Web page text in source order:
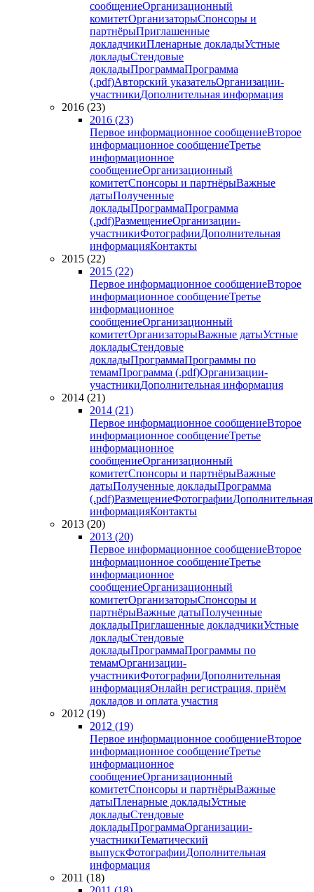
сообщениеОрганизационный
комитетОрганизаторыСпонсоры и
партнёрыПриглашенные
докладчикиПленарные докладыУстные
докладыСтендовые
докладыПрограммаПрограмма
(.pdf)Авторский указательОрганизации-
участникиДополнительная информация
2016 (23)
2016 (23)
Первое информационное сообщениеВторое
информационное сообщениеТретье
информационное
сообщениеОрганизационный
комитетСпонсоры и партнёрыВажные
датыПолученные
докладыПрограммаПрограмма
(.pdf)РазмещениеОрганизации-
участникиФотографииДополнительная
информацияКонтакты
2015 (22)
2015 (22)
Первое информационное сообщениеВторое
информационное сообщениеТретье
информационное
сообщениеОрганизационный
комитетОрганизаторыВажные датыУстные
докладыСтендовые
докладыПрограммаПрограммы по
темамПрограмма (.pdf)Организации-
участникиДополнительная информация
2014 (21)
2014 (21)
Первое информационное сообщениеВторое
информационное сообщениеТретье
информационное
сообщениеОрганизационный
комитетСпонсоры и партнёрыВажные
датыПолученные докладыПрограмма
(.pdf)РазмещениеФотографииДополнительная
информацияКонтакты
2013 (20)
2013 (20)
Первое информационное сообщениеВторое
информационное сообщениеТретье
информационное
сообщениеОрганизационный
комитетОрганизаторыСпонсоры и
партнёрыВажные датыПолученные
докладыПриглашенные докладчикиУстные
докладыСтендовые
докладыПрограммаПрограммы по
темамОрганизации-
участникиФотографииДополнительная
информацияОнлайн регистрация, приём
докладов и оплата участия
2012 (19)
2012 (19)
Первое информационное сообщениеВторое
информационное сообщениеТретье
информационное
сообщениеОрганизационный
комитетСпонсоры и партнёрыВажные
датыПленарные докладыУстные
докладыСтендовые
докладыПрограммаОрганизации-
участникиТематический
выпускФотографииДополнительная
информация
2011 (18)